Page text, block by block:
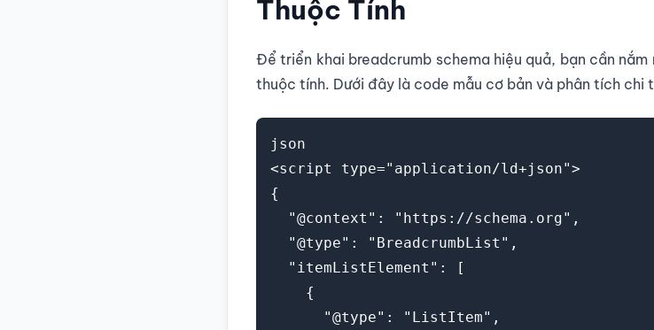
Thuộc Tính
Để triển khai breadcrumb schema hiệu quả, bạn cần
thuộc tính. Dưới đây là code mẫu cơ bản và phân tích chi
json
<script type="application/ld+json">
{
"@context": "https://schema.org",
"@type": "BreadcrumbList",
"itemListElement": [
{
"@type": "ListItem",